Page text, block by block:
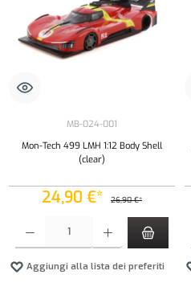
MB-024-001
Mon-Tech 499 LMH 1:12 Body Shell
(clear)
24,90 €* 26,90 €*
Aggiungi alla lista dei preferiti